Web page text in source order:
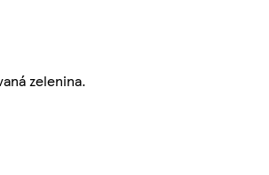
zelenina.